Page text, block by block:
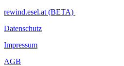
rewind.esel.at (BETA)
Datenschutz
Impressum
AGB